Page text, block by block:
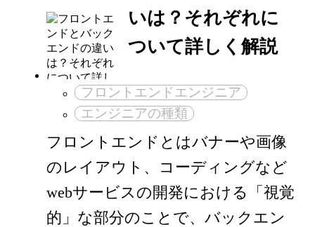
いは？それぞれに
ついて詳しく解説
フロントエンドエンジニア
エンジニアの種類
フロントエンドとはバナーや画像
のレイアウト、コーディングなど
webサービスの開発における「視覚
的」な部分のことで、バックエン